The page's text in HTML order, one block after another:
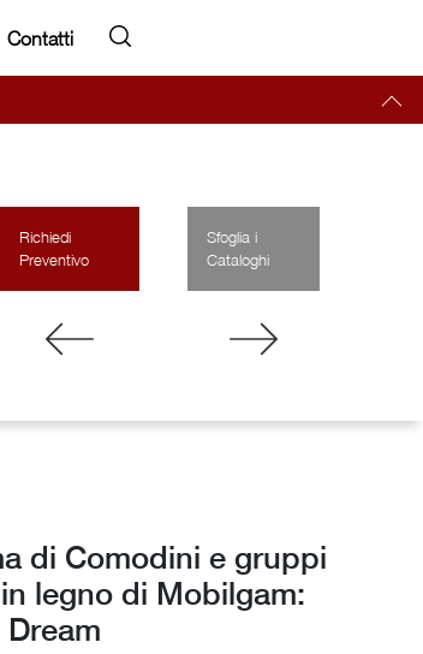
Contatti
Richiedi
Preventivo
Sfoglia i
Cataloghi
di Comodini e gruppi
legno di Mobilgam: